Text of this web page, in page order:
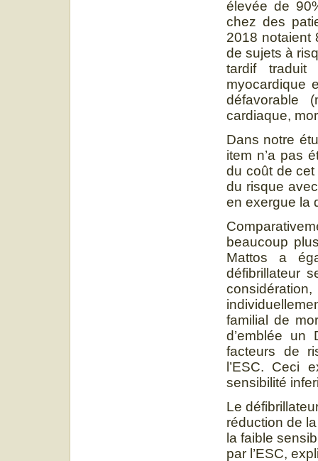
élevée de
chez des
2018 notaient
de sujets à
tardif traduit
myocardique
défavorable
cardiaque,
Dans notre
item n’a pas
du coût de cet
du risque
en exergue la
beaucoup
Mattos a
défibrillateur
familial de
d’emblée un
facteurs de
l’ESC. Ceci
sensibilité
Le
réduction de
la faible
par l’ESC,